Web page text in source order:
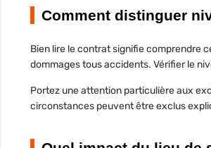
Comment distinguer
Bien lire le contrat signifie comprendre
dommages tous accidents. Vérifier le
Portez une attention particulière aux
circonstances peuvent être exclus